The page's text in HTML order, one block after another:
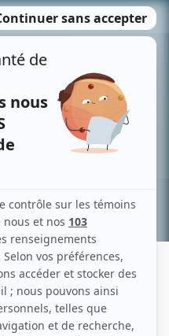
MENU
Recherche avancée »